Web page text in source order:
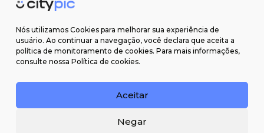
Nós utilizamos Cookies para melhorar sua experiência de
usuário. Ao continuar a navegação, você declara que aceita a
política de monitoramento de cookies. Para mais informações,
consulte nossa Política de cookies.
Aceitar
Negar
Contrato de licença
Suporte
Email: contato@citypic.com.br